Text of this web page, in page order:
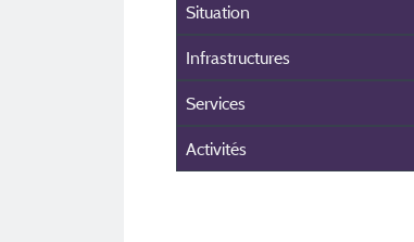
Situation
Infrastructures
Services
Activités